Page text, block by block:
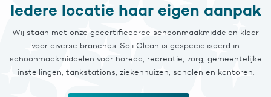
Iedere locatie haar eigen aanpak
Wij staan met onze gecertificeerde schoonmaakmiddelen klaar
voor diverse branches. Soli Clean is gespecialiseerd in
schoonmaakmiddelen voor horeca, recreatie, zorg, gemeentelijke
instellingen, tankstations, ziekenhuizen, scholen en kantoren.